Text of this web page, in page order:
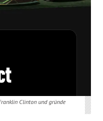
Clinton und gründe